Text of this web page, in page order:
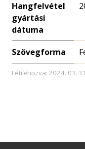
Hangfelvétel
gyártási
dátuma
Szövegforma
Létrehozva: 2024. 03.